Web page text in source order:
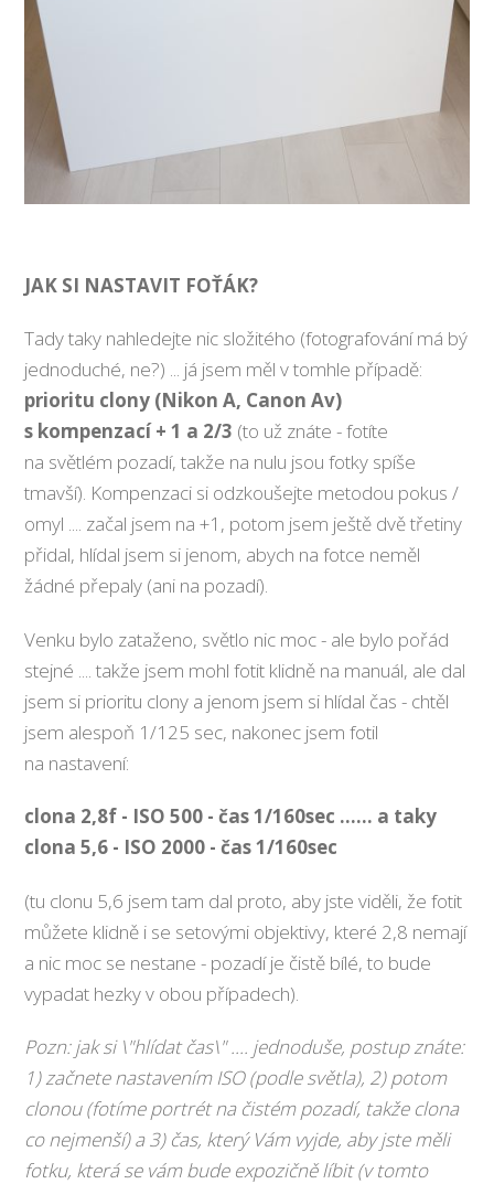
JAK SI NASTAVIT FOŤÁK?
Tady taky nahledejte nic složitého (fotografování má bý
jednoduché, ne?) ... já jsem měl v tomhle případě:
prioritu clony (Nikon A, Canon Av)
s kompenzací + 1 a 2/3 (to už znáte - fotíte
na světlém pozadí, takže na nulu jsou fotky spíše
tmavší). Kompenzaci si odzkoušejte metodou pokus /
omyl .... začal jsem na +1, potom jsem ještě dvě třetiny
přidal, hlídal jsem si jenom, abych na fotce neměl
žádné přepaly (ani na pozadí).
Venku bylo zataženo, světlo nic moc - ale bylo pořád
stejné .... takže jsem mohl fotit klidně na manuál, ale dal
jsem si prioritu clony a jenom jsem si hlídal čas - chtěl
jsem alespoň 1/125 sec, nakonec jsem fotil
na nastavení:
clona 2,8f - ISO 500 - čas 1/160sec ...... a taky
clona 5,6 - ISO 2000 - čas 1/160sec
(tu clonu 5,6 jsem tam dal proto, aby jste viděli, že fotit
můžete klidně i se setovými objektivy, které 2,8 nemají
a nic moc se nestane - pozadí je čistě bílé, to bude
vypadat hezky v obou případech).
Pozn: jak si \"hlídat čas\" .... jednoduše, postup znáte:
1) začnete nastavením ISO (podle světla), 2) potom
clonou (fotíme portrét na čistém pozadí, takže clona
co nejmenší) a 3) čas, který Vám vyjde, aby jste měli
fotku, která se vám bude expozičně líbit (v tomto